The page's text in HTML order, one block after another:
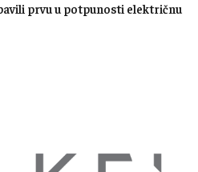
prvu u potpunosti električnu